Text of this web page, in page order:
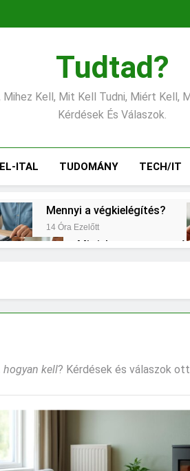
Tudtad?
Mihez Kell, Mit Kell Tudni, Miért Kell,
Kérdések És Válaszok.
ITAL TUDOMÁNY TECH/IT
Mennyi a végkielégítés?
14 Óra Ezelőtt
Mit jelent a magas
Mit hány
hogyan kell? Kérdések és válaszok